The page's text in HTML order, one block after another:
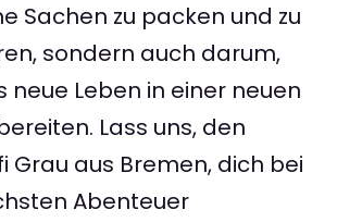
Sachen zu packen und zu
sondern auch darum,
neue Leben in einer neuen
Lass uns, den
Grau aus Bremen, dich bei
Abenteuer